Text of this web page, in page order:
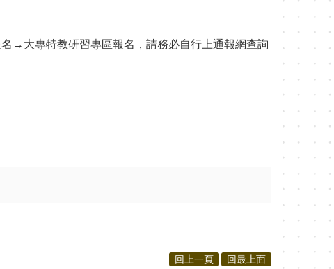
→大專特教研習專區報名，請務必自行上通報網查詢
回上一頁 回最上面